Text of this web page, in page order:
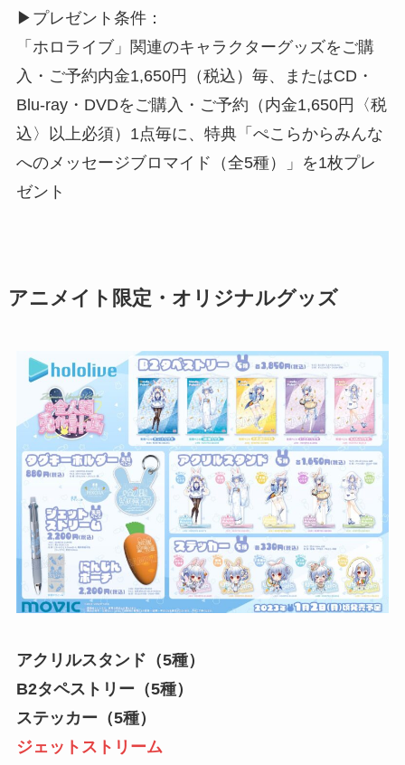
▶︎プレゼント条件：
「ホロライブ」関連のキャラクターグッズをご購
入・ご予約内金1,650円（税込）毎、またはCD・
Blu-ray・DVDをご購入・ご予約（内金1,650円〈税
込〉以上必須）1点毎に、特典「ぺこらからみんな
へのメッセージブロマイド（全5種）」を1枚プレ
ゼント
アニメイト限定・オリジナルグッズ
アクリルスタンド （5種）
B2タペストリー（5種）
ステッカー（5種）
ジェットストリーム